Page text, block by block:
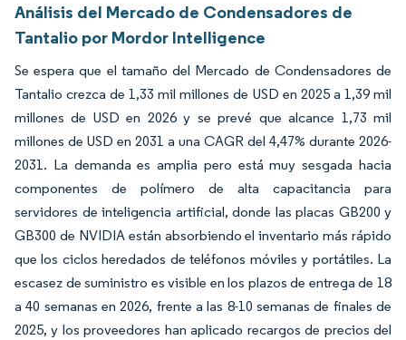
Análisis del Mercado de Condensadores de
Tantalio por Mordor Intelligence
Se espera que el tamaño del Mercado de Condensadores de
Tantalio crezca de 1,33 mil millones de USD en 2025 a 1,39 mil
millones de USD en 2026 y se prevé que alcance 1,73 mil
millones de USD en 2031 a una CAGR del 4,47% durante 2026-
2031. La demanda es amplia pero está muy sesgada hacia
componentes de polímero de alta capacitancia para
servidores de inteligencia artificial, donde las placas GB200 y
GB300 de NVIDIA están absorbiendo el inventario más rápido
que los ciclos heredados de teléfonos móviles y portátiles. La
escasez de suministro es visible en los plazos de entrega de 18
a 40 semanas en 2026, frente a las 8-10 semanas de finales de
2025, y los proveedores han aplicado recargos de precios del